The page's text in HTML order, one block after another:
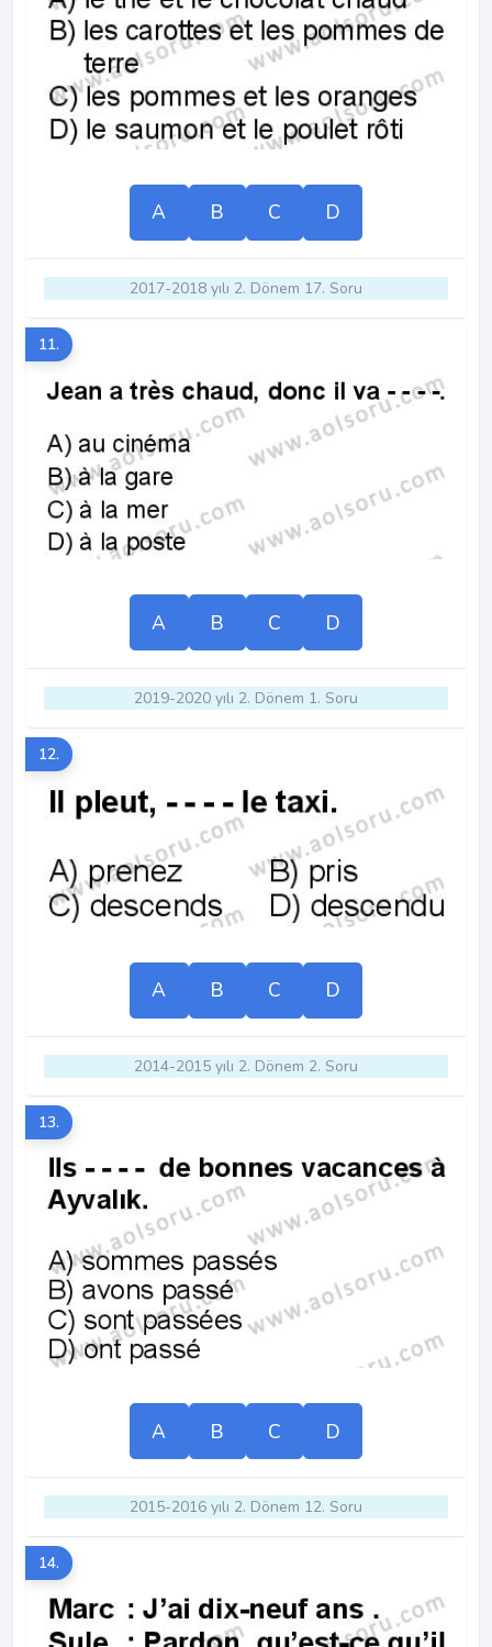
A B C D
2017-2018 yılı 2. Dönem 17. Soru
11.
A B C D
2019-2020 yılı 2. Dönem 1. Soru
12.
A B C D
2014-2015 yılı 2. Dönem 2. Soru
13.
A B C D
2015-2016 yılı 2. Dönem 12. Soru
14.